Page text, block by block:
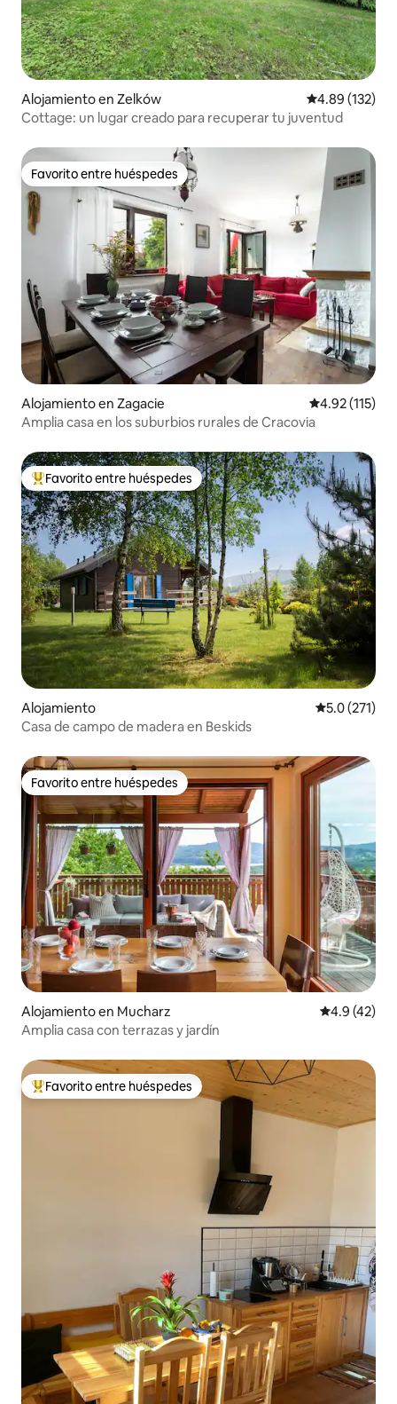
Alojamiento en Zelków Calificación
4.89 (132)
Cottage: un lugar creado para recuperar tu juventud
Favorito entre huéspedes
Favorito entre huéspedes
Alojamiento en Zagacie Calificación
4.92 (115)
Amplia casa en los suburbios rurales de Cracovia
Favorito entre huéspedes preferido
Favorito entre huéspedes
Alojamiento Calificación
5.0 (271)
Casa de campo de madera en Beskids
Favorito entre huéspedes
Favorito entre huéspedes
Alojamiento en Mucharz Calificación
4.9 (42)
Amplia casa con terrazas y jardín
Favorito entre huéspedes preferido
Favorito entre huéspedes